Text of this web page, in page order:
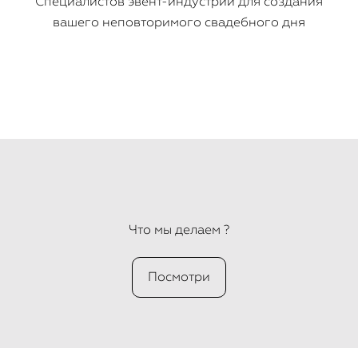
вашего неповторимого свадебного дня
Что мы делаем ?
Посмотри